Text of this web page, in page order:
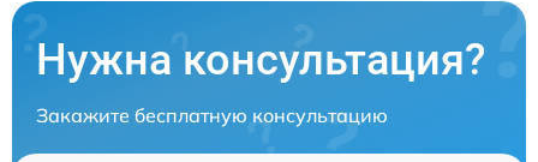
Нужна консультация?
Закажите бесплатную консультацию